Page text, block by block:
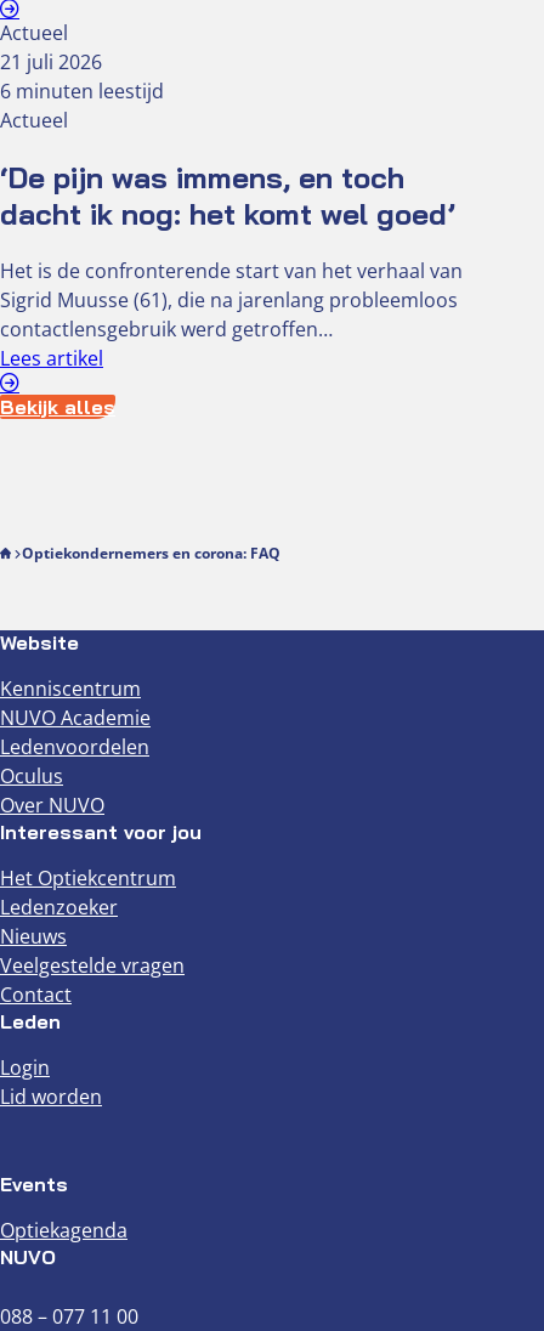
Actueel
21 juli 2026
6 minuten leestijd
Actueel
‘De pijn was immens, en toch
dacht ik nog: het komt wel goed’
Het is de confronterende start van het verhaal van
Sigrid Muusse (61), die na jarenlang probleemloos
contactlensgebruik werd getroffen…
Lees artikel
Bekijk alles
Optiekondernemers en corona: FAQ
Website
Kenniscentrum
NUVO Academie
Ledenvoordelen
Oculus
Over NUVO
Interessant voor jou
Het Optiekcentrum
Ledenzoeker
Nieuws
Veelgestelde vragen
Contact
Leden
Login
Lid worden
Events
Optiekagenda
NUVO
088 – 077 11 00